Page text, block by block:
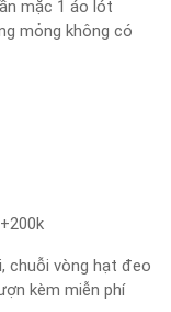
mặc 1 áo lót
mỏng không có
chuỗi vòng hạt đeo
kèm miễn phí